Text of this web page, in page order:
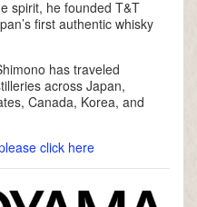
spirit, he founded T&T
first authentic whisky
has traveled
across Japan,
Canada, Korea, and
click here